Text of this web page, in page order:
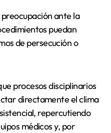
ante la
puedan
de persecución o
procesos disciplinarios
directamente el clima
repercutiendo
médicos y, por